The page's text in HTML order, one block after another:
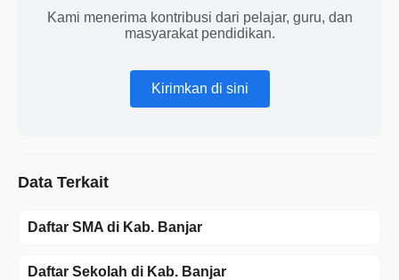
Kami menerima kontribusi dari pelajar, guru, dan
masyarakat pendidikan.
Kirimkan di sini
Data Terkait
Daftar SMA di Kab. Banjar
Daftar Sekolah di Kab. Banjar